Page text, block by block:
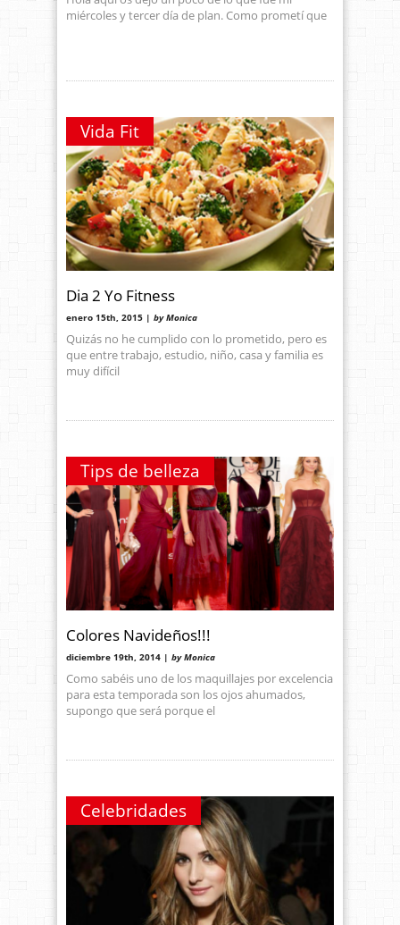
miércoles y tercer día de plan. Como prometí que
Vida Fit
Dia 2 Yo Fitness
enero 15th, 2015 | by Monica
Quizás no he cumplido con lo prometido, pero es
que entre trabajo, estudio, niño, casa y familia es
muy difícil
Tips de belleza
Colores Navideños!!!
diciembre 19th, 2014 | by Monica
Como sabéis uno de los maquillajes por excelencia
para esta temporada son los ojos ahumados,
supongo que será porque el
Celebridades